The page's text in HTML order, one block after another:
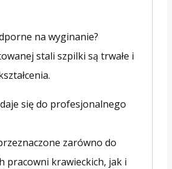
na wyginanie?
stali szpilki są trwałe i
się do profesjonalnego
zarówno do
pracowni krawieckich, jak i